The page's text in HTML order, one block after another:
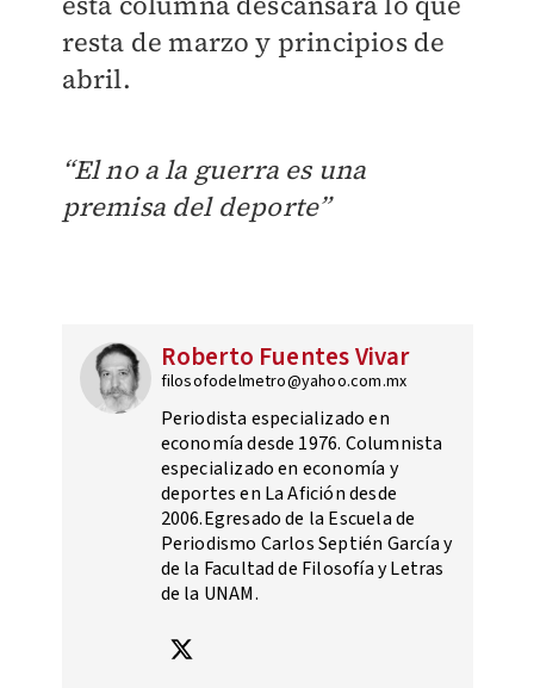
resta de marzo y principios de
abril.
“El no a la guerra es una
premisa del deporte”
Roberto Fuentes Vivar
filosofodelmetro@yahoo.com.mx
Periodista especializado en
economía desde 1976. Columnista
especializado en economía y
deportes en La Afición desde
2006.Egresado de la Escuela de
Periodismo Carlos Septién García y
de la Facultad de Filosofía y Letras
de la UNAM.